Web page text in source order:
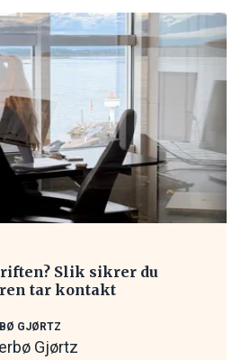
Slik sikrer du
tar kontakt
GJØRTZ
Gjørtz